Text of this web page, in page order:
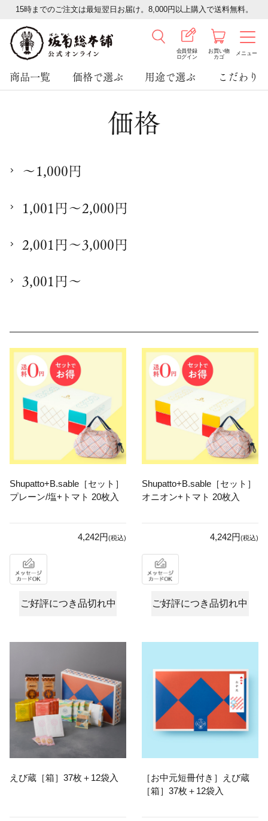
15時までのご注文は最短翌日お届け。8,000円以上購入で送料無料。
会員登録
ログイン
お買い物
カゴ
メニュー
商品一覧 価格で選ぶ 用途で選ぶ こだわり
価格
～1,000円
1,001円～2,000円
2,001円～3,000円
3,001円～
Shupatto+B.sable［セット］
プレーン/塩+トマト 20枚入
4,242円(税込)
ご好評につき品切れ中
Shupatto+B.sable［セット］
オニオン+トマト 20枚入
4,242円(税込)
ご好評につき品切れ中
えび蔵［箱］37枚＋12袋入
［お中元短冊付き］えび蔵
［箱］37枚＋12袋入